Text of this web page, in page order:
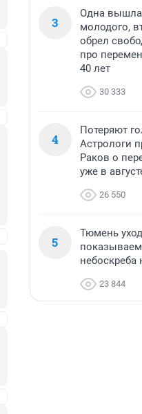
3
Одна
молодого,
обрел
про
40 лет
30 333
4
Потеряют
Астрологи
Раков о
уже в
26 550
5
Тюмень
23 844